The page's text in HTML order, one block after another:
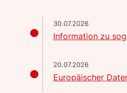
30.07.2026
Information zu
20.07.2026
Europäischer